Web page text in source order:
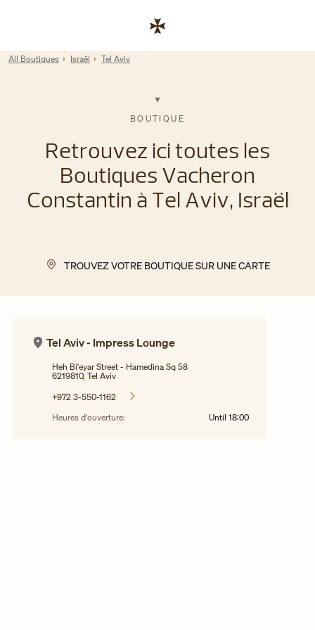
Lien vers le site de l'entreprise
Return to Nav
All Boutiques Israël Tel Aviv
BOUTIQUE
Retrouvez ici toutes les
Boutiques Vacheron
Constantin à Tel Aviv, Israël
TROUVEZ VOTRE BOUTIQUE SUR UNE CARTE
Tel Aviv - Impress Lounge
Heh Bi'eyar Street - Hamedina Sq 58
6219810, Tel Aviv
+972 3-550-1162
Heures d'ouverture:
Until 18:00